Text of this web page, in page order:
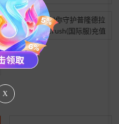
仙境传说(合)你守护普隆德拉
Ragnarok Crush(国际服)充值
X